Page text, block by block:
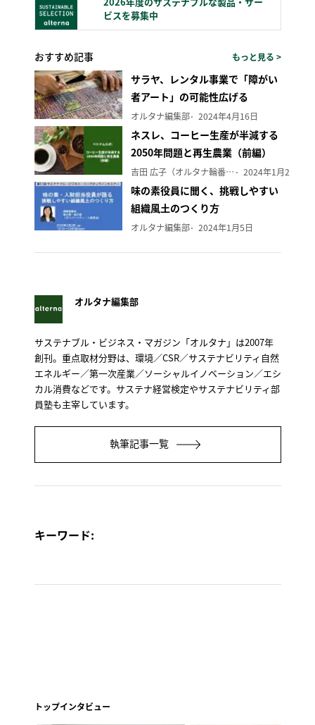
ビスを募集中
おすすめ記事 もっと見る >
サラヤ、レンタル事業で「障がい
者アート」の可能性広げる
オルタナ編集部 2024年4月16日
ネスレ、コーヒー生産が半減する
2050年問題と再生農業（前編）
吉田 広子（オルタナ輪番編集長） 2024年1月29日
味の素役員に聞く、挑戦しやすい
組織風土のつくり方
オルタナ編集部 2024年1月5日
オルタナ編集部
サステナブル・ビジネス・マガジン「オルタナ」は2007年
創刊。重点取材分野は、環境／CSR／サステナビリティ自然
エネルギー／第一次産業／ソーシャルイノベーション／エシ
カル消費などです。サステナ経営検定やサステナビリティ部
員塾も主宰しています。
執筆記事一覧
キーワード:
トップインタビュー